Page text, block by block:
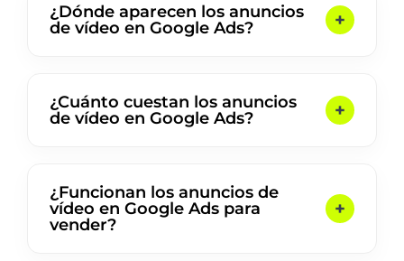
¿Dónde aparecen los anuncios
de vídeo en Google Ads?
¿Cuánto cuestan los anuncios
de vídeo en Google Ads?
¿Funcionan los anuncios de
vídeo en Google Ads para
vender?